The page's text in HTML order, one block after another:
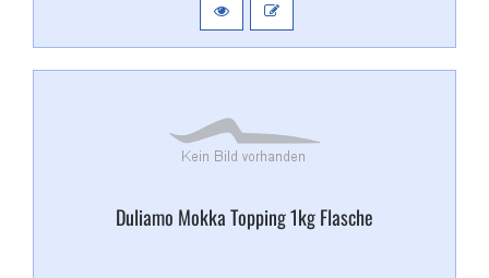
Duliamo Mokka Topping 1kg Flasche